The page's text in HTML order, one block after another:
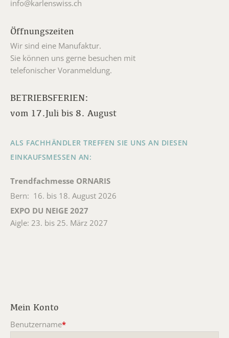
info@karlenswiss.ch
Öffnungszeiten
Wir sind eine Manufaktur.
Sie können uns gerne besuchen mit
telefonischer Voranmeldung.
BETRIEBSFERIEN:
vom 17.Juli bis 8. August
ALS FACHHÄNDLER TREFFEN SIE UNS AN DIESEN
EINKAUFSMESSEN AN:
Trendfachmesse ORNARIS
Bern: 16. bis 18. August 2026
EXPO DU NEIGE 2027
Aigle: 23. bis 25. März 2027
Mein Konto
Benutzername*